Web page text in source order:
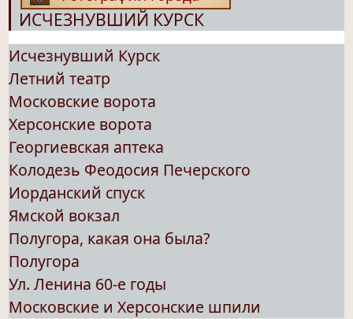
ИСЧЕЗНУВШИЙ КУРСК
Исчезнувший Курск
Летний театр
Московские ворота
Херсонские ворота
Георгиевская аптека
Колодезь Феодосия Печерского
Иорданский спуск
Ямской вокзал
Полугора, какая она была?
Полугора
Ул. Ленина 60-е годы
Московские и Херсонские шпили